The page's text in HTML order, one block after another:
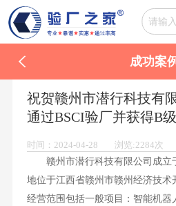
成功案
祝贺赣州市潜行科技有
通过BSCI验厂并获得B
时间：2024-04-28 浏览:2284次
赣州市潜行科技有限公司成立
地位于江西省赣州市赣州经济技术
经营范围包括一般项目：智能机器